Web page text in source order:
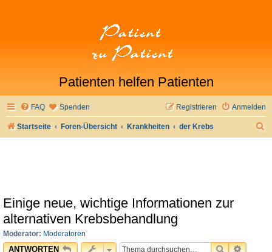
Patienten helfen Patienten
FAQ Spenden Anmelden
Registrieren
Startseite Foren-Übersicht Krankheiten der Krebs
Einige neue, wichtige Informationen zur
alternativen Krebsbehandlung
Moderator: Moderatoren
ANTWORTEN SUCHE